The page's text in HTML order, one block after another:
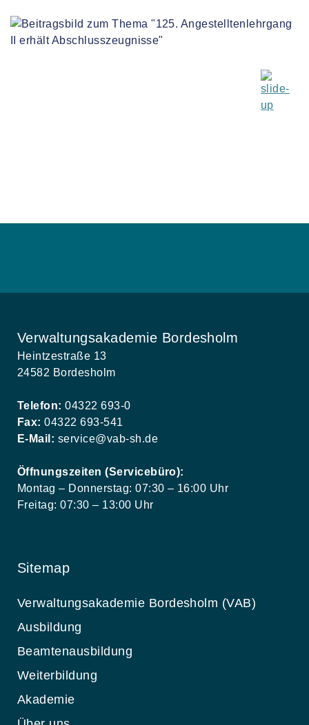
Verwaltungsakademie Bordesholm
Heintzestraße 13
24582 Bordesholm
Telefon: 04322 693-0
Fax: 04322 693-541
E-Mail: service@vab-sh.de
Öffnungszeiten (Servicebüro):
Montag – Donnerstag: 07:30 – 16:00 Uhr
Freitag: 07:30 – 13:00 Uhr
Sitemap
Verwaltungsakademie Bordesholm (VAB)
Ausbildung
Beamtenausbildung
Weiterbildung
Akademie